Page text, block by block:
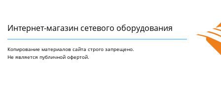
Интернет-магазин сетeвого оборудования
Копирование материалов сайта строго запрещено.
Не является публичной офертой.